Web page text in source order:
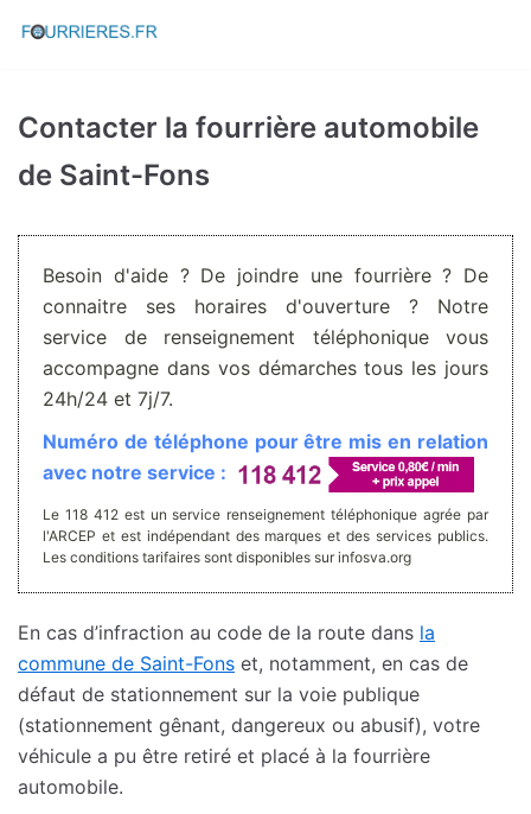
Aller
Contacter la fourrière automobile
de Saint-Fons
Besoin d'aide ? De joindre une fourrière ? De
connaitre ses horaires d'ouverture ? Notre
service de renseignement téléphonique vous
accompagne dans vos démarches tous les jours
24h/24 et 7j/7.
Numéro de téléphone pour être mis en relation
avec notre service :
Le 118 412 est un service renseignement téléphonique agrée par
l'ARCEP et est indépendant des marques et des services publics.
Les conditions tarifaires sont disponibles sur infosva.org
En cas d’infraction au code de la route dans la
commune de Saint-Fons et, notamment, en cas de
défaut de stationnement sur la voie publique
(stationnement gênant, dangereux ou abusif), votre
véhicule a pu être retiré et placé à la fourrière
automobile.